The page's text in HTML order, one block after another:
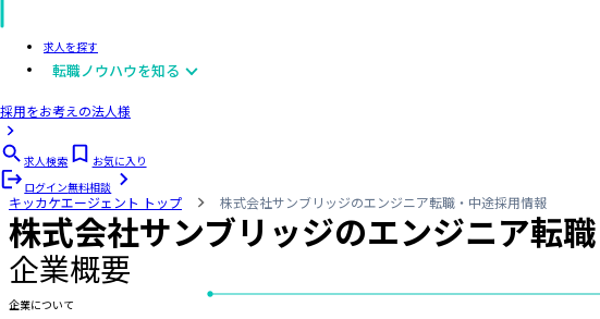
求人を探す
転職ノウハウを知る
採用をお考えの法人様
求人検索
お気に入り
ログイン無料相談
キッカケエージェント トップ 株式会社サンブリッジのエンジニア転職・中途採用情報
株式会社サンブリッジのエンジニア転
企業概要
企業について